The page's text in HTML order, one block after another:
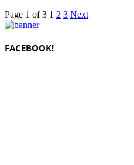
Page 1 of 3 1 2 3 Next
FACEBOOK!